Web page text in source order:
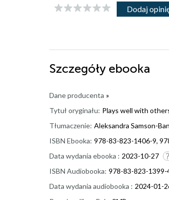
Dodaj
Szczegóły ebooka
Dane producenta »
Tytuł oryginału: Plays well with
Tłumaczenie: Aleksandra Samson-
ISBN Ebooka: 978-83-823-1406-9,
Data wydania ebooka : 2023-10-27
ISBN Audiobooka: 978-83-823-1399-
Data wydania audiobooka : 2024-01-